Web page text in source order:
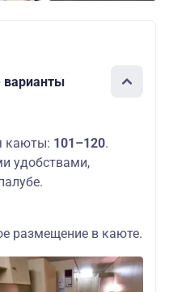
варианты
каюты: 101–120.
удобствами,
размещение в каюте.